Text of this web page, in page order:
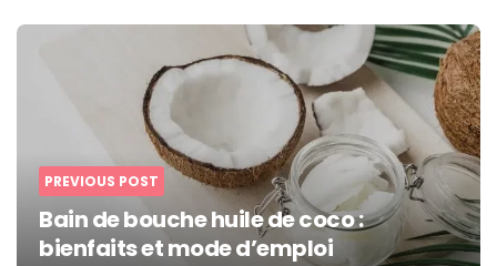
Post
navigation
PREVIOUS POST
Bain de bouche huile de coco :
bienfaits et mode d’emploi